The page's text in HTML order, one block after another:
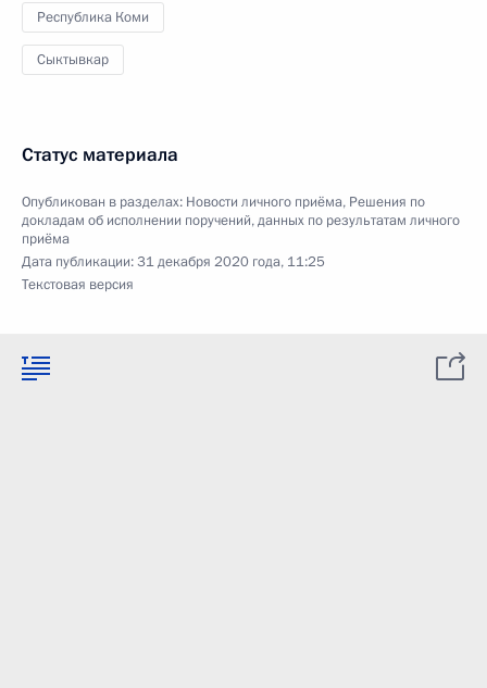
Республика Коми
Сыктывкар
Статус материала
Опубликован в разделах: Новости личного приёма, Решения по
докладам об исполнении поручений, данных по результатам личного
приёма
Дата публикации:31 декабря 2020 года, 11:25
Текстовая версия